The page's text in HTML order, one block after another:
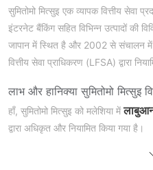
सुमितोमो मित्सुइ एक व्यापक वित्तीय सेवा
इंटरनेट बैंकिंग सहित विभिन्न उत्पादों की
जापान में स्थित है और 2002 से संचालन में
वित्तीय सेवा प्राधिकरण (LFSA) द्वारा
लाभ और हानिक्या सुमितोमो मित्सुइ
हाँ, सुमितोमो मित्सुइ को मलेशिया में
द्वारा अधिकृत और नियामित किया गया है।